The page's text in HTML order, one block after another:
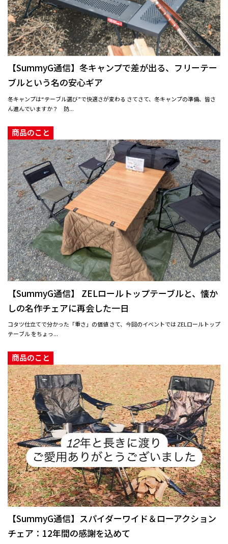
【SummyG通信】冬キャンプで差が出る、フリーテー
ブルという名の安心ギア
冬キャンプは“テーブル選び”で快適さが変わる さてさて、冬キャンプの準備、皆さ
ん進んでいますか？ 防...
商品のこと
【SummyG通信】 ZELロールトップテーブルと、懐か
しの名作チェアに再会した一日
コタツ仕立てで分かった「重さ」の価値 さて、今回のイベントでは ZELロールトップ
テーブル をちょっ...
商品のこと
【SummyG通信】スパイダーワイド＆ローアクション
チェア：12年間の感謝を込めて